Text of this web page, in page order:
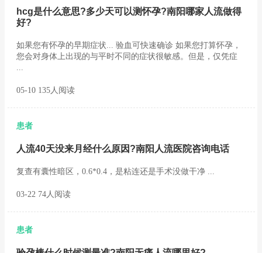
hcg是什么意思?多少天可以测怀孕?南阳哪家人流做得
好?
如果您有怀孕的早期症状... 验血可快速确诊 如果您打算怀孕，
您会对身体上出现的与平时不同的症状很敏感。但是，仅凭症
...
05-10 135人阅读
患者
人流40天没来月经什么原因?南阳人流医院咨询电话
复查有囊性暗区，0.6*0.4，是粘连还是手术没做干净 ...
03-22 74人阅读
患者